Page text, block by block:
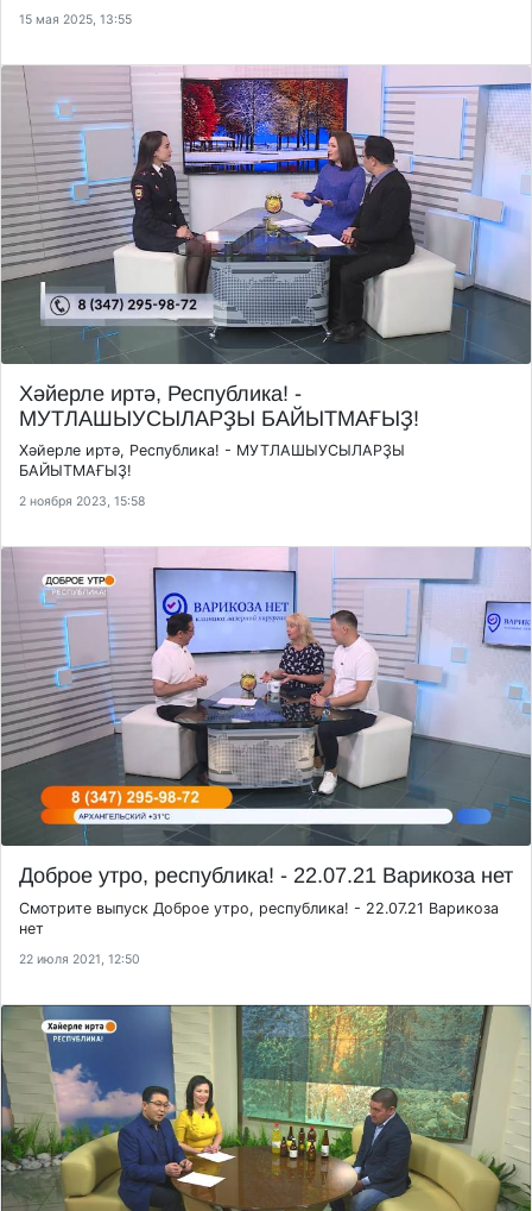
15 мая 2025, 13:55
Хәйерле иртә, Республика! -
МУТЛАШЫУСЫЛАРҘЫ БАЙЫТМАҒЫҘ!
Хәйерле иртә, Республика! - МУТЛАШЫУСЫЛАРҘЫ
БАЙЫТМАҒЫҘ!
2 ноября 2023, 15:58
Доброе утро, республика! - 22.07.21 Варикоза нет
Смотрите выпуск Доброе утро, республика! - 22.07.21 Варикоза
нет
22 июля 2021, 12:50